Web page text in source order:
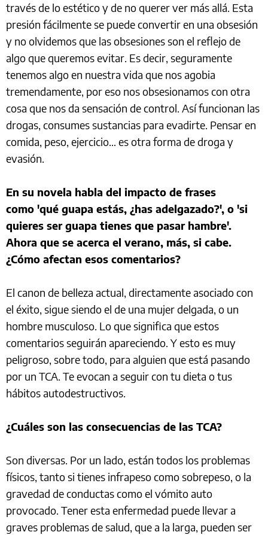
través de lo estético y de no querer ver más allá. Esta
presión fácilmente se puede convertir en una obsesión
y no olvidemos que las obsesiones son el reflejo de
algo que queremos evitar. Es decir, seguramente
tenemos algo en nuestra vida que nos agobia
tremendamente, por eso nos obsesionamos con otra
cosa que nos da sensación de control. Así funcionan las
drogas, consumes sustancias para evadirte. Pensar en
comida, peso, ejercicio… es otra forma de droga y
evasión.
En su novela habla del impacto de frases
como 'qué guapa estás, ¿has adelgazado?', o 'si
quieres ser guapa tienes que pasar hambre'.
Ahora que se acerca el verano, más, si cabe.
¿Cómo afectan esos comentarios?
El canon de belleza actual, directamente asociado con
el éxito, sigue siendo el de una mujer delgada, o un
hombre musculoso. Lo que significa que estos
comentarios seguirán apareciendo. Y esto es muy
peligroso, sobre todo, para alguien que está pasando
por un TCA. Te evocan a seguir con tu dieta o tus
hábitos autodestructivos.
¿Cuáles son las consecuencias de las TCA?
Son diversas. Por un lado, están todos los problemas
físicos, tanto si tienes infrapeso como sobrepeso, o la
gravedad de conductas como el vómito auto
provocado. Tener esta enfermedad puede llevar a
graves problemas de salud, que a la larga, pueden ser